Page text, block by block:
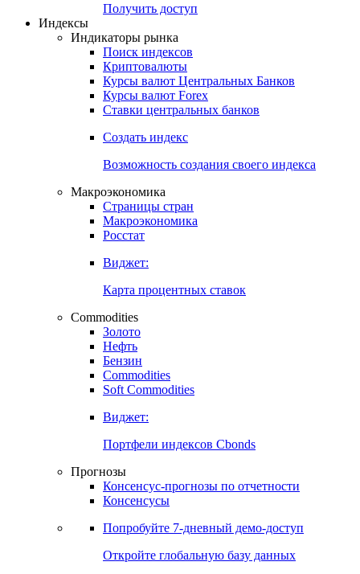
Получить доступ
Индексы
Индикаторы рынка
Поиск индексов
Криптовалюты
Курсы валют Центральных Банков
Курсы валют Forex
Ставки центральных банков
Создать индекс
Возможность создания своего индекса
Макроэкономика
Страницы стран
Макроэкономика
Росстат
Виджет:
Карта процентных ставок
Commodities
Золото
Нефть
Бензин
Commodities
Soft Commodities
Виджет:
Портфели индексов Cbonds
Прогнозы
Консенсус-прогнозы по отчетности
Консенсусы
Попробуйте 7-дневный демо-доступ
Откройте глобальную базу данных